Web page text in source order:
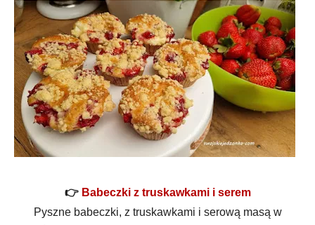
👉 Babeczki z truskawkami i serem
Pyszne babeczki, z truskawkami i serową masą w